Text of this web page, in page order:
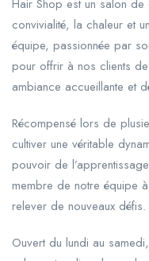
Hair Shop est un salon
convivialité, la chaleur et
équipe, passionnée par
pour offrir à nos clients
ambiance accueillante et
Récompensé lors de
cultiver une véritable
pouvoir de
membre de notre équipe
relever de nouveaux défis.
Ouvert du lundi au